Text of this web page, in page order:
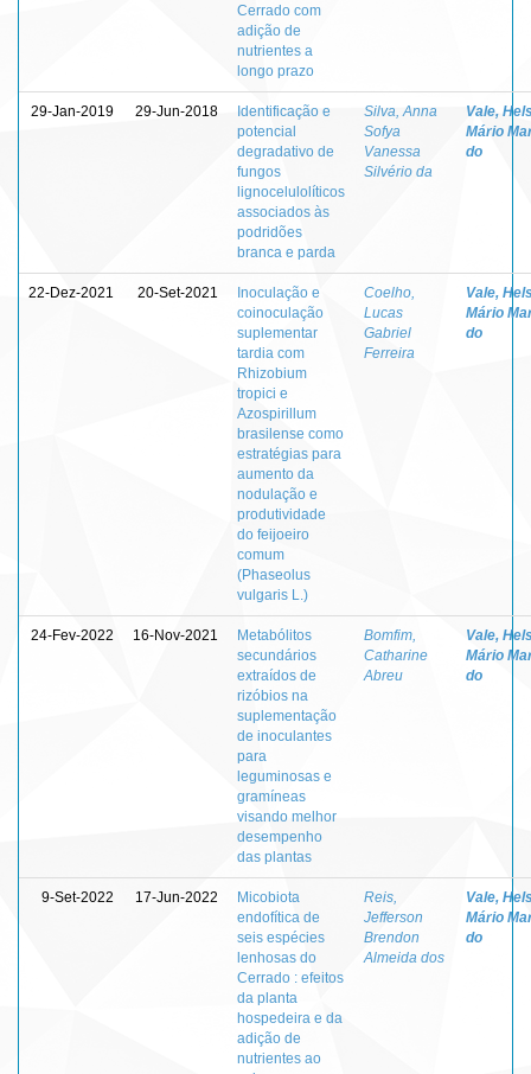
Cerrado com
adição de
nutrientes a
longo prazo
29-Jan-2019 29-Jun-2018
Identificação e
potencial
degradativo de
fungos
lignocelulolíticos
associados às
podridões
branca e parda
Silva, Anna
Sofya
Vanessa
Silvério da
Vale,
Mário
do
22-Dez-2021 20-Set-2021
Inoculação e
coinoculação
suplementar
tardia com
Rhizobium
tropici e
Azospirillum
brasilense como
estratégias para
aumento da
nodulação e
produtividade
do feijoeiro
comum
(Phaseolus
vulgaris L.)
Coelho,
Lucas
Gabriel
Ferreira
Vale,
Mário
do
24-Fev-2022 16-Nov-2021
Metabólitos
secundários
extraídos de
rizóbios na
suplementação
de inoculantes
para
leguminosas e
gramíneas
visando melhor
desempenho
das plantas
Bomfim,
Catharine
Abreu
Vale,
Mário
do
9-Set-2022 17-Jun-2022
Micobiota
endofítica de
seis espécies
lenhosas do
Cerrado : efeitos
da planta
hospedeira e da
adição de
nutrientes ao
Reis,
Jefferson
Brendon
Almeida dos
Vale,
Mário
do